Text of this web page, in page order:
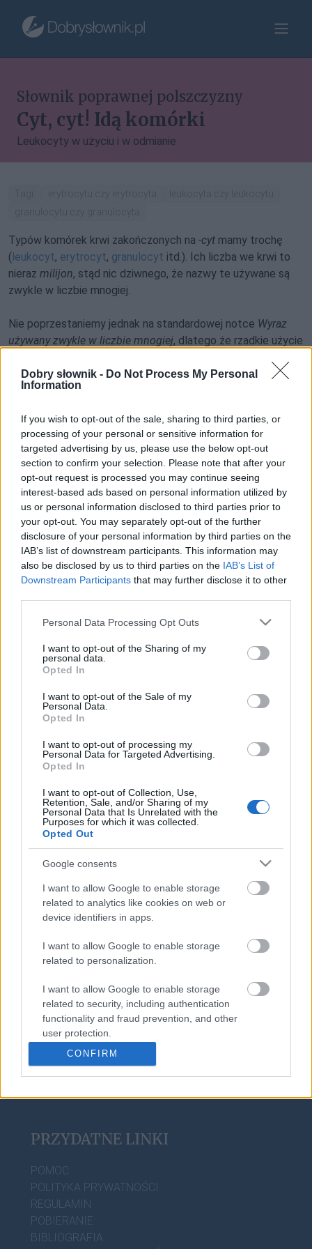
Dobry słownik - Do Not Process My Personal
Information
If you wish to opt-out of the sale, sharing to third parties, or
processing of your personal or sensitive information for
targeted advertising by us, please use the below opt-out
section to confirm your selection. Please note that after your
opt-out request is processed you may continue seeing
interest-based ads based on personal information utilized by
us or personal information disclosed to third parties prior to
your opt-out. You may separately opt-out of the further
disclosure of your personal information by third parties on the
IAB’s list of downstream participants. This information may
also be disclosed by us to third parties on the IAB’s List of
Downstream Participants that may further disclose it to other
Please note that this website/app uses one or more Google
not limited to your visit or usage behaviour. You may click to
grant or deny consent to Google and its third-party tags to
use your data for below specified purposes in below Google
consent section.
Personal Data Processing Opt Outs
I want to opt-out of the Sharing of my
personal data.
Opted In
I want to opt-out of the Sale of my
Personal Data.
Opted In
I want to opt-out of processing my
Personal Data for Targeted Advertising.
Opted In
I want to opt-out of Collection, Use,
Retention, Sale, and/or Sharing of my
Personal Data that Is Unrelated with the
Purposes for which it was collected.
Opted Out
Google consents
I want to allow Google to enable storage
related to analytics like cookies on web or
device identifiers in apps.
I want to allow Google to enable storage
related to personalization.
I want to allow Google to enable storage
related to security, including authentication
functionality and fraud prevention, and other
user protection.
CONFIRM
Słownik poprawnej polszczyzny
Cyt, cyt! Idą komórki
Leukocyty w użyciu i w odmianie
Tagi: erytrocytu czy erytrocyta
leukocyta czy leukocytu
granulocytu czy granulocyta
Typów komórek krwi zakończonych na -cyt mamy trochę
(leukocyt, erytrocyt, granulocyt itd.). Ich liczba we krwi to
nieraz milijon, stąd nic dziwnego, że nazwy te używane są
zwykle w liczbie mnogiej.
Nie poprzestaniemy jednak na standardowej notce Wyraz
używany zwykle w liczbie mnogiej, dlatego że rzadkie użycie
zasadniczo
Pełna treść tego i 5037 pozostałych artykułów
poprawnościowych dostępna w abonamencie.
W cenie jednej kawy na miesiąc.
SPRAWDŹ
DOBRY SŁOWNIK
SŁOWNIK
OFERTA
PROGRAM PARTNERSKI
ZAPISZ SIĘ NA NEWSLETTER
O NAS
BLOG
WIEDZA JĘZYKOWA
KOMPENDIUM
SŁOWNIK POPRAWNEJ POLSZCZYZNY
SŁOWNIK INTERPUNKCYJNY
SŁOWNIK BŁĘDÓW JĘZYKOWYCH
PORADNIA JĘZYKOWA
PRZYDATNE LINKI
POMOC
POLITYKA PRYWATNOŚCI
REGULAMIN
POBIERANIE
BIBLIOGRAFIA